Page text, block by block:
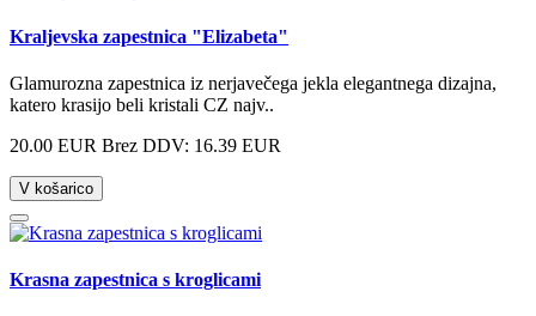
Kraljevska zapestnica "Elizabeta"
Glamurozna zapestnica iz nerjavečega jekla elegantnega dizajna,
katero krasijo beli kristali CZ najv..
20.00 EUR Brez DDV: 16.39 EUR
V košarico
Krasna zapestnica s kroglicami